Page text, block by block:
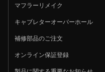
マフラーリメイク
キャブレターオーバーホール
補修部品のご注文
オンライン保証登録